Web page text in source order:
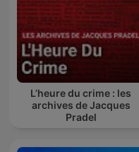
L’heure du crime : les
archives de Jacques
Pradel